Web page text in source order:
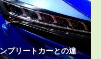
プリートカーとの違